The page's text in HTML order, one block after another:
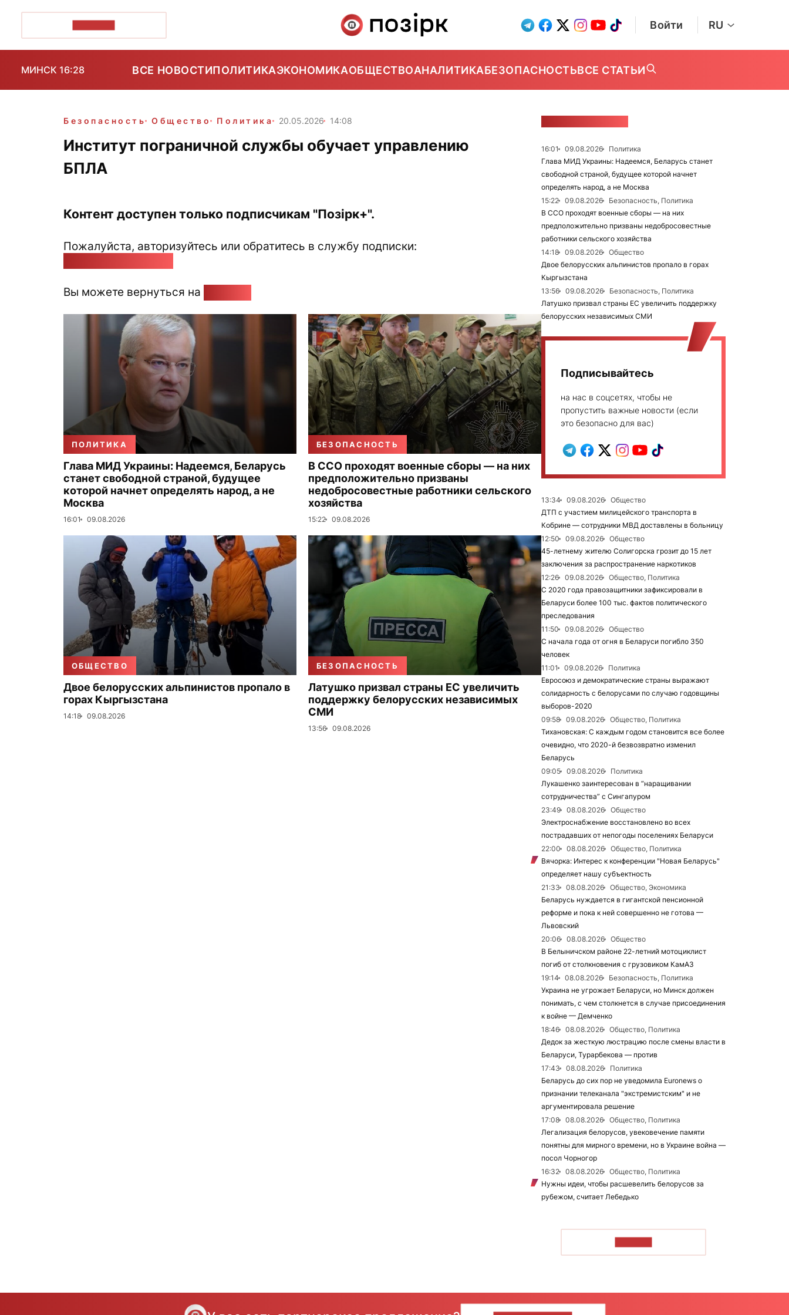
Войти RU
МИНСК 16:28 ВСЕ НОВОСТИПОЛИТИКАЭКОНОМИКАОБЩЕСТВОАНАЛИТИКАБЕЗОПАСНОСТЬВСЕ СТАТЬИ
Безопасность Общество Политика 20.05.2026 14:08
Институт пограничной службы обучает управлению
БПЛА
Контент доступен только подписчикам "Позірк+".
Пожалуйста, авторизуйтесь или обратитесь в службу подписки:
Вы можете вернуться на
ПОЛИТИКА
Глава МИД Украины: Надеемся, Беларусь
станет свободной страной, будущее
которой начнет определять народ, а не
Москва
16:01 09.08.2026
БЕЗОПАСНОСТЬ
В ССО проходят военные сборы — на них
предположительно призваны
недобросовестные работники сельского
хозяйства
15:22 09.08.2026
ОБЩЕСТВО
Двое белорусских альпинистов пропало в
горах Кыргызстана
14:18 09.08.2026
БЕЗОПАСНОСТЬ
Латушко призвал страны ЕС увеличить
поддержку белорусских независимых
СМИ
13:56 09.08.2026
16:01 09.08.2026
Политика
Глава МИД Украины: Надеемся, Беларусь станет
свободной страной, будущее которой начнет
определять народ, а не Москва
15:22
09.08.2026
Безопасность, Политика
В ССО проходят военные сборы — на них
предположительно призваны недобросовестные
работники сельского хозяйства
14:18
09.08.2026
Общество
Двое белорусских альпинистов пропало в горах
Кыргызстана
13:56
09.08.2026
Безопасность, Политика
Латушко призвал страны ЕС увеличить поддержку
белорусских независимых СМИ
Подписывайтесь
на нас в соцсетях, чтобы не
пропустить важные новости (если
это безопасно для вас)
13:34 09.08.2026
Общество
ДТП с участием милицейского транспорта в
Кобрине — сотрудники МВД доставлены в больницу
12:50
09.08.2026
Общество
45-летнему жителю Солигорска грозит до 15 лет
заключения за распространение наркотиков
12:26
09.08.2026
Общество, Политика
С 2020 года правозащитники зафиксировали в
Беларуси более 100 тыс. фактов политического
преследования
11:50
09.08.2026
Общество
С начала года от огня в Беларуси погибло 350
человек
11:01
09.08.2026
Политика
Евросоюз и демократические страны выражают
солидарность с белорусами по случаю годовщины
выборов-2020
09:58
09.08.2026
Общество, Политика
Тихановская: С каждым годом становится все более
очевидно, что 2020-й безвозвратно изменил
Беларусь
09:05
09.08.2026
Политика
Лукашенко заинтересован в “наращивании
сотрудничества” с Сингапуром
23:49
08.08.2026
Общество
Электроснабжение восстановлено во всех
пострадавших от непогоды поселениях Беларуси
22:00
08.08.2026
Общество, Политика
Вячорка: Интерес к конференции "Новая Беларусь"
определяет нашу субъектность
21:33
08.08.2026
Общество, Экономика
Беларусь нуждается в гигантской пенсионной
реформе и пока к ней совершенно не готова —
Львовский
20:06
08.08.2026
Общество
В Белыничском районе 22-летний мотоциклист
погиб от столкновения с грузовиком КамАЗ
19:14
08.08.2026
Безопасность, Политика
Украина не угрожает Беларуси, но Минск должен
понимать, с чем столкнется в случае присоединения
к войне — Демченко
18:46
08.08.2026
Общество, Политика
Дедок за жесткую люстрацию после смены власти в
Беларуси, Турарбекова — против
17:43
08.08.2026
Политика
Беларусь до сих пор не уведомила Euronews о
признании телеканала "экстремистским" и не
аргументировала решение
17:08
08.08.2026
Общество, Политика
Легализация белорусов, увековечение памяти
понятны для мирного времени, но в Украине война —
посол Чорногор
16:32
08.08.2026
Общество, Политика
Нужны идеи, чтобы расшевелить белорусов за
рубежом, считает Лебедько